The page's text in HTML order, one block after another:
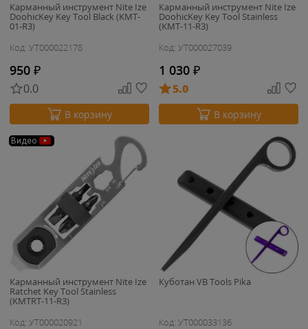
Карманный инструмент Nite Ize
DoohicKey Key Tool Black (KMT-
01-R3)
Код: УТ000022178
950 ₽
0.0
В корзину
Карманный инструмент Nite Ize
DoohicKey Key Tool Stainless
(KMT-11-R3)
Код: УТ000027039
1 030 ₽
5.0
В корзину
Видео
Карманный инструмент Nite Ize
Ratchet Key Tool Stainless
(KMTRT-11-R3)
Код: УТ000020921
Куботан VB Tools Pika
Код: УТ000033136